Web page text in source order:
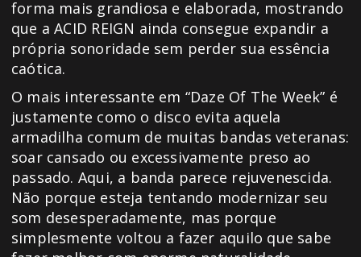
forma mais grandiosa e elaborada, mostrando
que a ACID REIGN ainda consegue expandir a
própria sonoridade sem perder sua essência
caótica.
O mais interessante em “Daze Of The Week” é
justamente como o disco evita aquela
armadilha comum de muitas bandas veteranas:
soar cansado ou excessivamente preso ao
passado. Aqui, a banda parece rejuvenescida.
Não porque esteja tentando modernizar seu
som desesperadamente, mas porque
simplesmente voltou a fazer aquilo que sabe